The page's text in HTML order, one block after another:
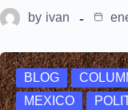
by ivan
BLOG
MEXICO